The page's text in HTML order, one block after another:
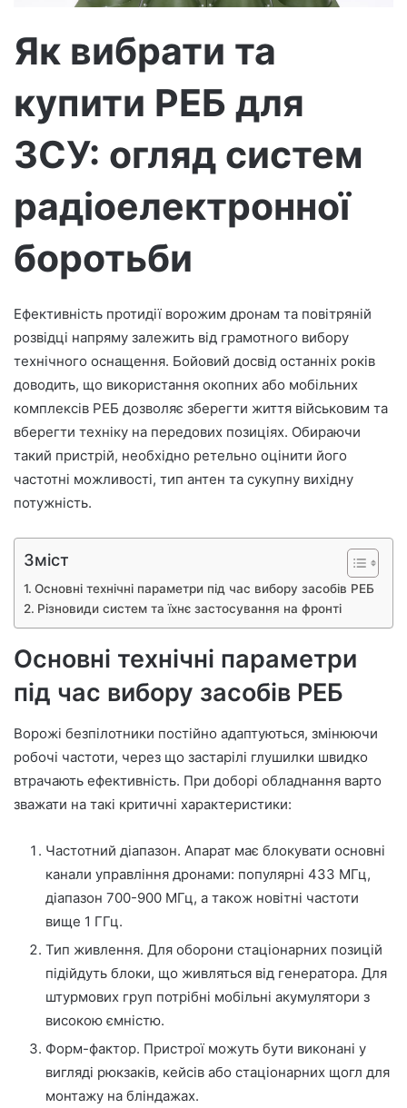
т
о
н
о
и
с
а
Як вибрати та
купити РЕБ для
ЗСУ: огляд систем
радіоелектронної
боротьби
Ефективність протидії ворожим дронам та повітряній
розвідці напряму залежить від грамотного вибору
технічного оснащення. Бойовий досвід останніх років
доводить, що використання окопних або мобільних
комплексів РЕБ дозволяє зберегти життя військовим та
вберегти техніку на передових позиціях. Обираючи
такий пристрій, необхідно ретельно оцінити його
частотні можливості, тип антен та сукупну вихідну
потужність.
Зміст
Основні технічні параметри під час вибору засобів РЕБ
Різновиди систем та їхнє застосування на фронті
Основні технічні параметри
під час вибору засобів РЕБ
Ворожі безпілотники постійно адаптуються, змінюючи
робочі частоти, через що застарілі глушилки швидко
втрачають ефективність. При доборі обладнання варто
зважати на такі критичні характеристики:
Частотний діапазон. Апарат має блокувати основні
канали управління дронами: популярні 433 МГц,
діапазон 700-900 МГц, а також новітні частоти
вище 1 ГГц.
Тип живлення. Для оборони стаціонарних позицій
підійдуть блоки, що живляться від генератора. Для
штурмових груп потрібні мобільні акумулятори з
високою ємністю.
Форм-фактор. Пристрої можуть бути виконані у
вигляді рюкзаків, кейсів або стаціонарних щогл для
монтажу на бліндажах.